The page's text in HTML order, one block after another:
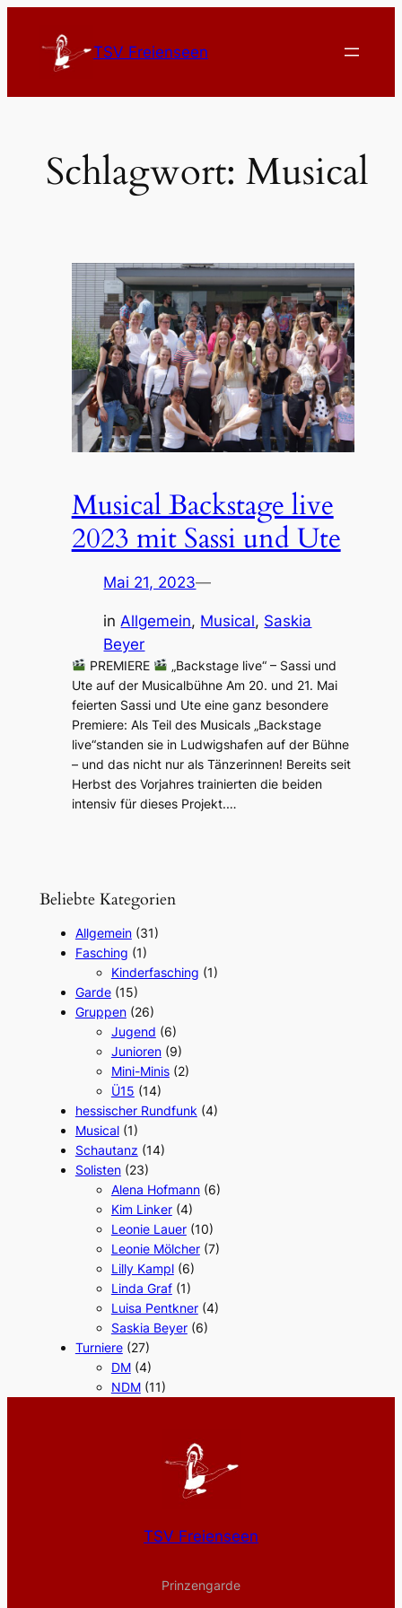
TSV Freienseen
Schlagwort: Musical
Musical Backstage live
2023 mit Sassi und Ute
Mai 21, 2023—
in Allgemein, Musical, Saskia
Beyer
PREMIERE
„Backstage live“ – Sassi und
Ute auf der Musicalbühne Am 20. und 21. Mai
feierten Sassi und Ute eine ganz besondere
Premiere: Als Teil des Musicals „Backstage
live“standen sie in Ludwigshafen auf der Bühne
– und das nicht nur als Tänzerinnen! Bereits seit
Herbst des Vorjahres trainierten die beiden
intensiv für dieses Projekt.…
Beliebte Kategorien
Allgemein(31)
Fasching (1)
Kinderfasching (1)
Garde(15)
Gruppen(26)
Jugend (6)
Junioren(9)
Mini-Minis(2)
Ü15 (14)
hessischer Rundfunk (4)
Musical(1)
Schautanz (14)
Solisten(23)
Alena Hofmann(6)
Kim Linker(4)
Leonie Lauer(10)
Leonie Mölcher(7)
Lilly Kampl(6)
Linda Graf(1)
Luisa Pentkner(4)
Saskia Beyer(6)
Turniere(27)
DM(4)
NDM(11)
TSV Freienseen
Prinzengarde